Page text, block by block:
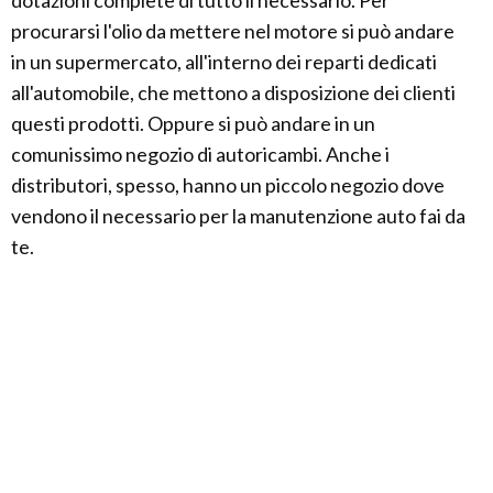
procurarsi l'olio da mettere nel motore si può andare
in un supermercato, all'interno dei reparti dedicati
all'automobile, che mettono a disposizione dei clienti
questi prodotti. Oppure si può andare in un
comunissimo negozio di autoricambi. Anche i
distributori, spesso, hanno un piccolo negozio dove
vendono il necessario per la manutenzione auto fai da
te.